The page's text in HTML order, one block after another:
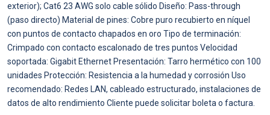
exterior); Cat6 23 AWG solo cable sólido Diseño: Pass-through
(paso directo) Material de pines: Cobre puro recubierto en níquel
con puntos de contacto chapados en oro Tipo de terminación:
Crimpado con contacto escalonado de tres puntos Velocidad
soportada: Gigabit Ethernet Presentación: Tarro hermético con 100
unidades Protección: Resistencia a la humedad y corrosión Uso
recomendado: Redes LAN, cableado estructurado, instalaciones de
datos de alto rendimiento Cliente puede solicitar boleta o factura.